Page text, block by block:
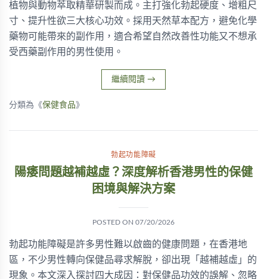
植物與動物萃取精華研製而成。主打強化勃起硬度、增粗尺
寸、提升性欲三大核心功效。採用天然草本配方，避免化學
藥物可能帶來的副作用，適合希望自然改善性功能又不想承
受西藥副作用的男性使用。
繼續閱讀 →
分類為《保健食品》
勃起功能障礙
陽痿問題越補越虛？深度解析香港男性的保健
困境與解決方案
POSTED ON 07/20/2026
勃起功能障礙是許多男性難以啟齒的健康問題，在香港地
區，不少男性轉向保健品尋求解脫，卻出現「越補越虛」的
現象。本文深入探討四大成因：對保健品功效的誤解、忽略